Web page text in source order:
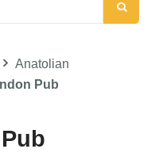
Anatolian
Pub